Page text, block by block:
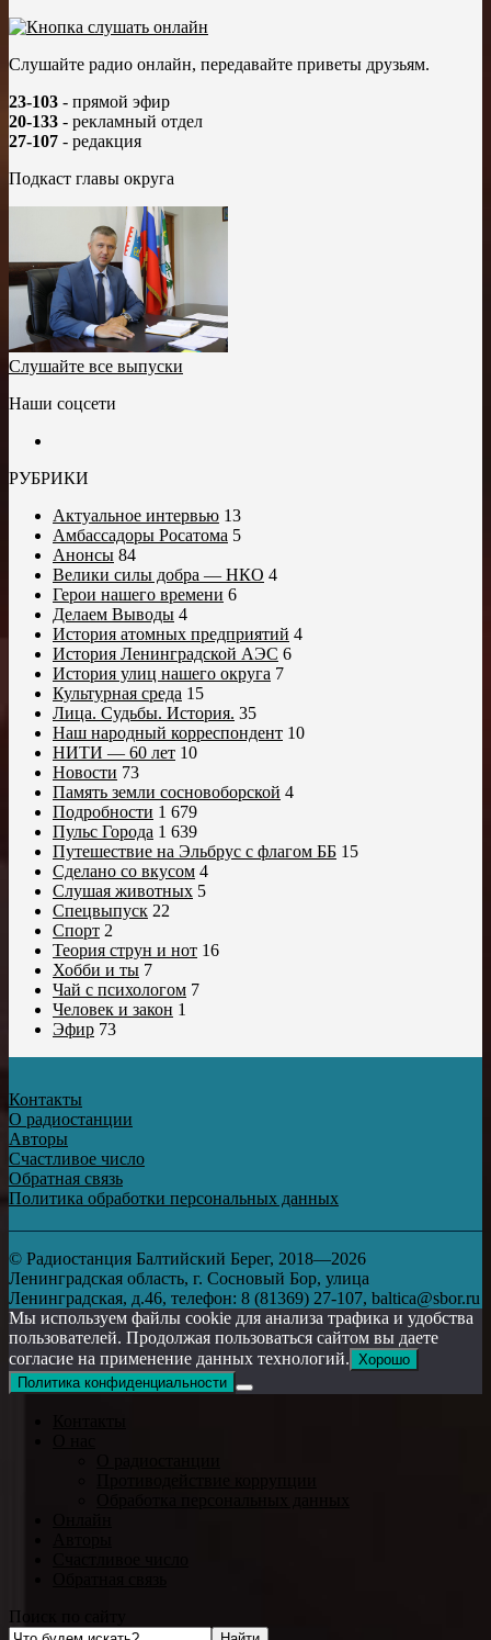
Слушайте радио онлайн, передавайте приветы друзьям.
23-103 - прямой эфир
20-133 - рекламный отдел
27-107 - редакция
Подкаст главы округа
Слушайте все выпуски
Наши соцсети
РУБРИКИ
Актуальное интервью 13
Амбассадоры Росатома 5
Анонсы 84
Велики силы добра — НКО 4
Герои нашего времени 6
Делаем Выводы 4
История атомных предприятий 4
История Ленинградской АЭС 6
История улиц нашего округа 7
Культурная среда 15
Лица. Судьбы. История. 35
Наш народный корреспондент 10
НИТИ — 60 лет 10
Новости 73
Память земли сосновоборской 4
Подробности 1 679
Пульс Города 1 639
Путешествие на Эльбрус с флагом ББ 15
Сделано со вкусом 4
Слушая животных 5
Спецвыпуск 22
Спорт 2
Теория струн и нот 16
Хобби и ты 7
Чай с психологом 7
Человек и закон 1
Эфир 73
Контакты
О радиостанции
Авторы
Счастливое число
Обратная связь
Политика обработки персональных данных
© Радиостанция Балтийский Берег, 2018—2026
Ленинградская область, г. Сосновый Бор, улица
Ленинградская, д.46, телефон: 8 (81369) 27-107, baltica@sbor.ru
Мы используем файлы cookie для анализа трафика и удобства
пользователей. Продолжая пользоваться сайтом вы даете
согласие на применение данных технологий. Хорошо
Политика конфиденциальности
Поиск по сайту